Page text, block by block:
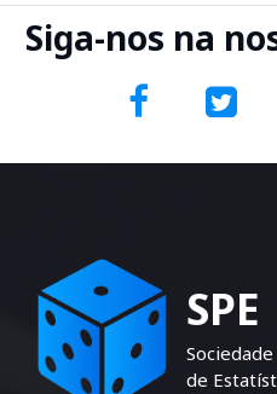
Siga-nos na
SPE
de